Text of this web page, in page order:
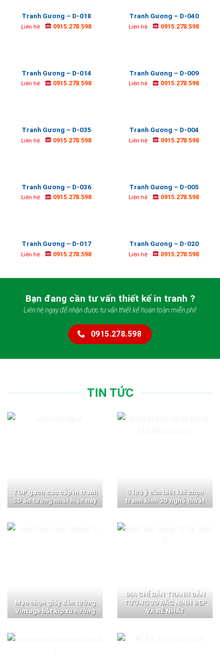
Tranh Gương – D-018
Liên hệ 0915.278.598
Tranh Gương – D-040
Liên hệ 0915.278.598
Tranh Gương – D-014
Liên hệ 0915.278.598
Tranh Gương – D-009
Liên hệ 0915.278.598
Tranh Gương – D-035
Liên hệ 0915.278.598
Tranh Gương – D-004
Liên hệ 0915.278.598
Tranh Gương – D-036
Liên hệ 0915.278.598
Tranh Gương – D-005
Liên hệ 0915.278.598
Tranh Gương – D-017
Liên hệ 0915.278.598
Tranh Gương – D-020
Liên hệ 0915.278.598
Bạn đang cần tư vấn thiết kế in tranh ?
Liên hệ ngay để nhận được tư vấn thiết kế hoàn toàn miễn phí!
0915.278.598
TIN TỨC
TOP gạch cao cấp in tranh
5D ấn tượng nhất hiện nay
5 lưu ý cần biết khi chọn
tranh kính 3D nghệ thuật
Mẹo chọn giấy dán tường
Vintage bắt kịp xu hướng
ĐỊA CHỈ BÁN TRANH DÁN
TƯỜNG 3D BẮC NINH ĐẸP
VÀ RẺ NHẤT